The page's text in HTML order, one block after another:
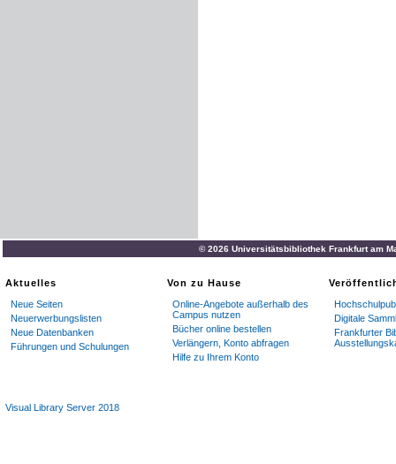
© 2026 Universitätsbibliothek Frankfurt am
Aktuelles
Neue Seiten
Neuerwerbungslisten
Neue Datenbanken
Führungen und Schulungen
Von zu Hause
Online-Angebote außerhalb des
Campus nutzen
Bücher online bestellen
Verlängern, Konto abfragen
Hilfe zu Ihrem Konto
Digitale
Frankfurter
Visual Library Server 2018